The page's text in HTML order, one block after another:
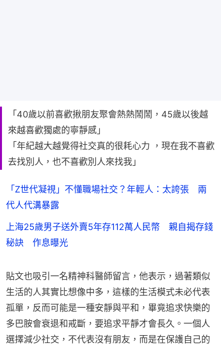
「40歲以前喜歡揪朋友聚會熱熱鬧鬧，45歲以後越
來越喜歡獨處的寧靜感」
「年紀越大越覺得社交真的很耗心力 ，現在我不喜歡
去找別人，也不喜歡別人來找我」
「Z世代凝視」不懂職場社交？年輕人：太誇張 兩
代人代溝暴露
上海25歲男子送外賣5年存112萬人民幣 親自揭存錢
秘訣 作息曝光
貼文也吸引一名精神科醫師留言，他表示，過著類似
生活的人其實比想像中多，這樣的生活模式未必代表
孤單，反而可能是一種安靜與平和，畢竟追求快樂的
多巴胺會衰退和戒斷，要追求平靜才會長久。一個人
選擇減少社交，不代表沒有朋友，而是在保護自己的